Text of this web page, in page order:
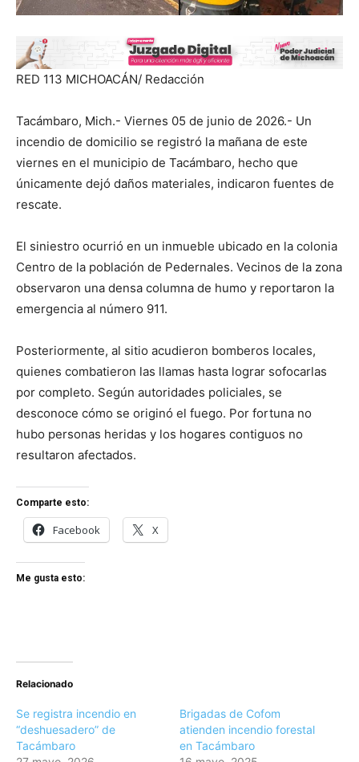
RED 113 MICHOACÁN/ Redacción
Tacámbaro, Mich.- Viernes 05 de junio de 2026.- Un
incendio de domicilio se registró la mañana de este
viernes en el municipio de Tacámbaro, hecho que
únicamente dejó daños materiales, indicaron fuentes de
rescate.
El siniestro ocurrió en un inmueble ubicado en la colonia
Centro de la población de Pedernales. Vecinos de la zona
observaron una densa columna de humo y reportaron la
emergencia al número 911.
Posteriormente, al sitio acudieron bomberos locales,
quienes combatieron las llamas hasta lograr sofocarlas
por completo. Según autoridades policiales, se
desconoce cómo se originó el fuego. Por fortuna no
hubo personas heridas y los hogares contiguos no
resultaron afectados.
Comparte esto:
Facebook X
Me gusta esto:
Relacionado
Se registra incendio en
“deshuesadero” de
Tacámbaro
Brigadas de Cofom
atienden incendio forestal
en Tacámbaro